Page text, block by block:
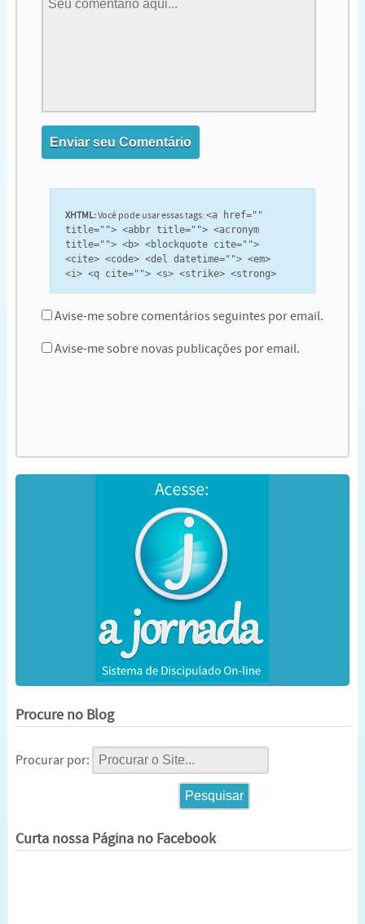
XHTML:Você pode usar essas tags: <a href=""
title=""> <abbr title=""> <acronym
title=""> <b> <blockquote cite="">
<cite> <code> <del datetime=""> <em>
<i> <q cite=""> <s> <strike> <strong>
Avise-me sobre comentários seguintes por email.
Avise-me sobre novas publicações por email.
Procure no Blog
Procurar por:
Curta nossa Página no Facebook